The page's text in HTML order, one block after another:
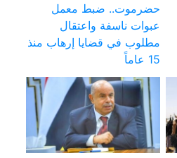
حضرموت.. ضبط معمل
عبوات ناسفة واعتقال
مطلوب في قضايا إرهاب منذ
15 عاماً